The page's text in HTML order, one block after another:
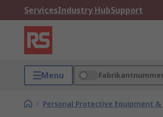
ServicesIndustry HubSupport
Menu
/ Personal Protective Equipment